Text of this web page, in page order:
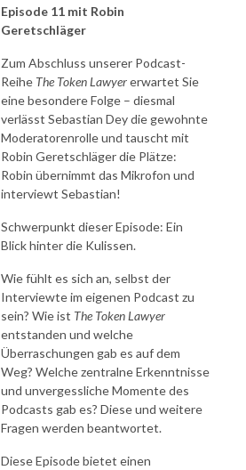
Episode 11 mit Robin
Geretschläger
Zum Abschluss unserer Podcast-
Reihe The Token Lawyererwartet Sie
eine besondere Folge – diesmal
verlässt Sebastian Dey die gewohnte
Moderatorenrolle und tauscht mit
Robin Geretschläger die Plätze:
Robin übernimmt das Mikrofon und
interviewt Sebastian!
Schwerpunkt dieser Episode: Ein
Blick hinter die Kulissen.
Wie fühlt es sich an, selbst der
Interviewte im eigenen Podcast zu
sein? Wie ist The Token Lawyer
entstanden und welche
Überraschungen gab es auf dem
Weg? Welche zentralne Erkenntnisse
und unvergessliche Momente des
Podcasts gab es? Diese und weitere
Fragen werden beantwortet.
Diese Episode bietet einen